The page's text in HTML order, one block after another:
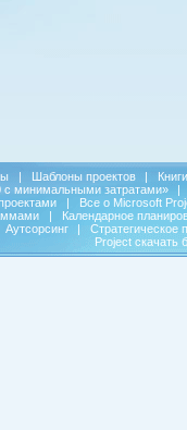
| Шаблоны проектов |
Книги
с минимальными затратами»
|
|
Все о Microsoft
|
Календарное
Аутсорсинг |
Стратегическое
Project скачать